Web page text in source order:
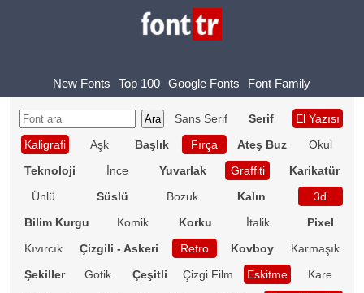
New Fonts Top 100 Google Fonts Font Family
Sans Serif Serif
El Yazısı
Kaligrafi
Aşk Başlık Fırça Ateş Buz
Okul
Teknoloji
İnce Yuvarlak Graffiti
Karikatür
Ünlü
Süslü Bozuk Kalın
3d
Bilim Kurgu
Komik Korku İtalik
Pixel
Kıvırcık
Çizgili - Askeri Retro Kovboy
Karmaşık
Şekiller
Gotik Çeşitli Çizgi Film Eskitme
Kare